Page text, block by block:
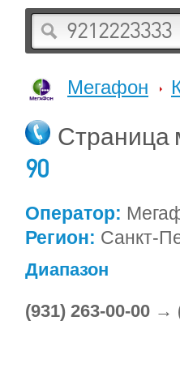
Мегафон
Страница
90
Оператор:
Регион: Санкт-
Диапазон
(931) 263-00-00 →